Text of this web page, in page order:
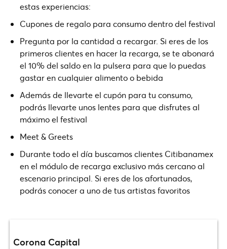
estas experiencias:
Cupones de regalo para consumo dentro del festival
Pregunta por la cantidad a recargar. Si eres de los
primeros clientes en hacer la recarga, se te abonará
el 10% del saldo en la pulsera para que lo puedas
gastar en cualquier alimento o bebida
Además de llevarte el cupón para tu consumo,
podrás llevarte unos lentes para que disfrutes al
máximo el festival
Meet & Greets
Durante todo el día buscamos clientes Citibanamex
en el módulo de recarga exclusivo más cercano al
escenario principal. Si eres de los afortunados,
podrás conocer a uno de tus artistas favoritos
Corona Capital